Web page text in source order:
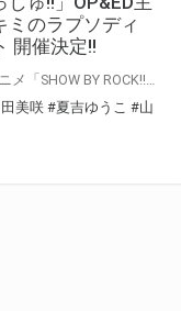
ミのラプソディ
開催決定!!
美咲 #夏吉ゆうこ #山